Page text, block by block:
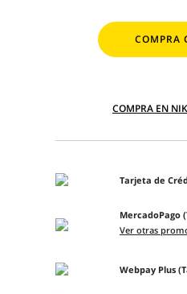
COMPRA
COMPRA EN
Tarjeta de
MercadoPago
Ver otras
Webpay Plus